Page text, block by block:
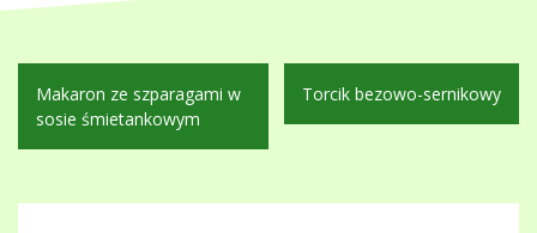
Nawigacja
wpisu
Makaron ze szparagami w
sosie śmietankowym
Torcik bezowo-sernikowy